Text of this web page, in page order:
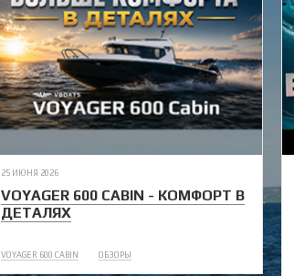
25 ИЮНЯ 2026
VOYAGER 600 CABIN - КОМФОРТ В
ДЕТАЛЯХ
VOYAGER 600 CABIN ОБЗОРЫ